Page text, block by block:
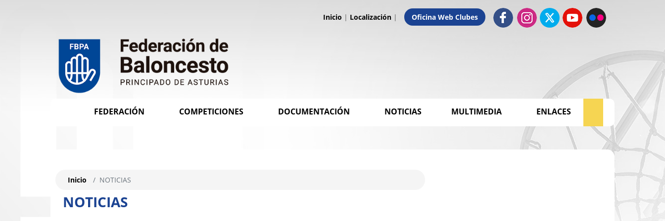
Inicio | Localización | Oficina Web Clubes
FEDERACIÓN COMPETICIONES DOCUMENTACIÓN NOTICIAS MULTIMEDIA ENLACES
NOTICIAS
Inicio NOTICIAS